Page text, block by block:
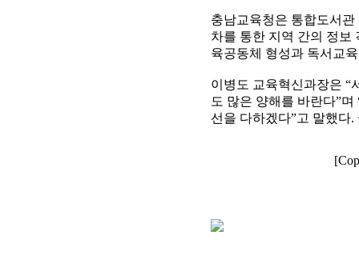
충남교육청은 통합도서
차를 통한 지역 간의 정보
육공동체 형성과 독서교
이병도 교육혁신과장은 “
도 많은 양해를 바란다”
선을 다하겠다”고 말했다.